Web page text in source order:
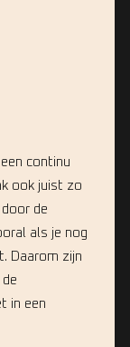
continu
ook juist zo
de
als je nog
Daarom zijn
in een